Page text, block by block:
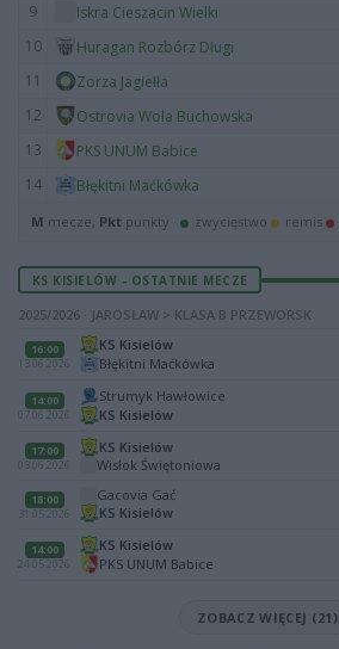
9
Iskra Cieszacin Wielki
10
Huragan Rozbórz Długi
11
Zorza Jagiełła
12
Ostrovia Wola Buchowska
13
PKS UNUM Babice
14
Błękitni Maćkówka
M mecze, Pkt punkty · zwycięstwo remis
KS KISIELÓW - OSTATNIE MECZE
2025/2026 · JAROSŁAW > KLASA B PRZEWORSK
16:00
13.06.2026
KS Kisielów
Błękitni Maćkówka
14:00
07.06.2026
Strumyk Hawłowice
KS Kisielów
17:00
03.06.2026
KS Kisielów
Wisłok Świętoniowa
18:00
31.05.2026
Gacovia Gać
KS Kisielów
14:00
24.05.2026
KS Kisielów
PKS UNUM Babice
ZOBACZ WIĘCEJ (21)